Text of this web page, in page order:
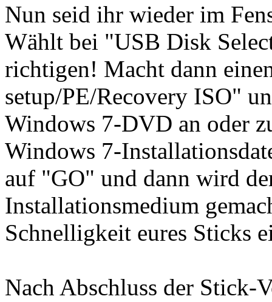
Nun seid ihr wieder im
Wählt bei "USB Disk
richtigen! Macht dann
setup/PE/Recovery ISO"
Windows 7-DVD an oder
Windows 7-
auf "GO" und dann wird
Installationsmedium
Schnelligkeit eures Sticks
Nach Abschluss der Stick-